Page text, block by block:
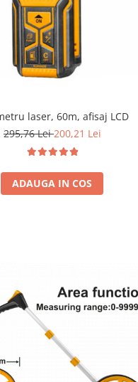
laser, 60m, afisaj LCD
295,76 Lei200,21 Lei
ADAUGA IN COS